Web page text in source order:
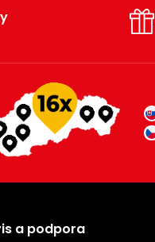
a podpora